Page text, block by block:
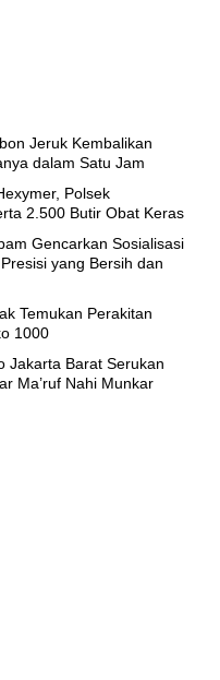
Jeruk Kembalikan
dalam Satu Jam
Polsek
2.500 Butir Obat Keras
Gencarkan Sosialisasi
yang Bersih dan
Temukan Perakitan
1000
Jakarta Barat Serukan
Ma’ruf Nahi Munkar